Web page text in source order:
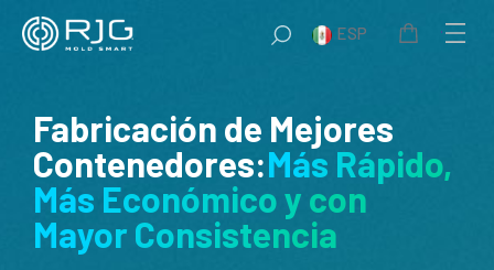
Saltar
ESP
Fabricación de Mejores
Contenedores:Más Rápido,
Más Económico y con
Mayor Consistencia